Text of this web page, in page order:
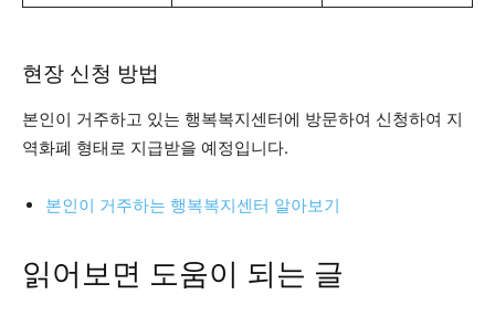
현장 신청 방법
본인이 거주하고 있는 행복복지센터에 방문하여 신청하여 지
역화폐 형태로 지급받을 예정입니다.
본인이 거주하는 행복복지센터 알아보기
읽어보면 도움이 되는 글